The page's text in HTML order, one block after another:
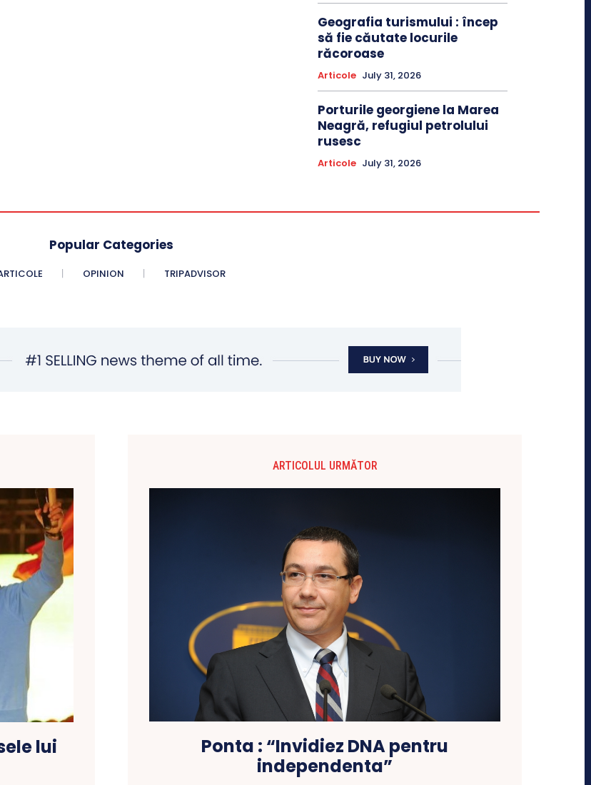
Geografia turismului : încep
să fie căutate locurile
răcoroase
Articole July 31, 2026
Porturile georgiene la Marea
Neagră, refugiul petrolului
rusesc
Articole July 31, 2026
Popular Categories
OPINION TRIPADVISOR
lui
ARTICOLUL URMĂTOR
Ponta : “Invidiez DNA pentru
independenta”